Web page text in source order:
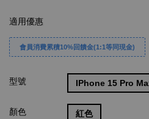
適用優惠
會員消費累積10%回饋金(1:1等同現金)
型號 IPhone 15 Pro
顏色 紅色